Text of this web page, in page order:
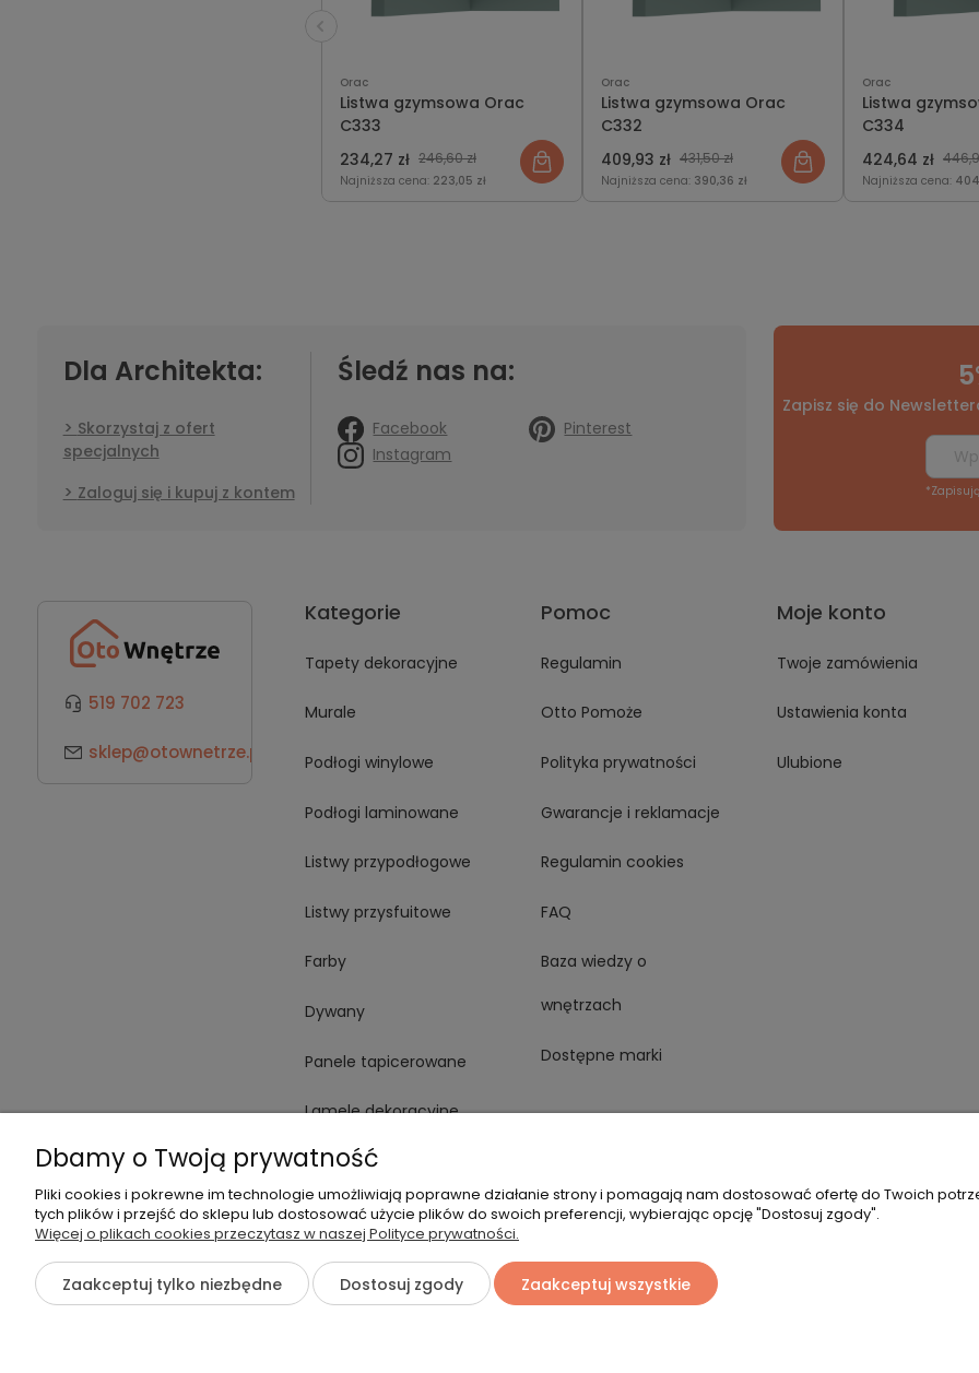
Orac
Listwa gzymsowa Orac
C333
234,27 zł 246,60 zł
Najniższa cena: 223,05 zł
Orac
Listwa gzymsowa Orac
C332
409,93 zł 431,50 zł
Najniższa cena: 390,36 zł
Orac
Listwa
C334
424,64 zł
Najniższa cena:
Dla Architekta:
Skorzystaj z ofert
specjalnych
Zaloguj się i kupuj z kontem
Śledź nas na:
Facebook
Pinterest
Instagram
Zapisz się do
519 702 723
sklep@otownetrze.pl
Kategorie
Tapety dekoracyjne
Murale
Podłogi winylowe
Podłogi laminowane
Listwy przypodłogowe
Listwy przysfuitowe
Farby
Dywany
Panele tapicerowane
Lamele dekoracyjne
Płytki
Spieki
Oświetlenie
Pomoc
Regulamin
Otto Pomoże
Polityka prywatności
Gwarancje i reklamacje
Regulamin cookies
FAQ
Baza wiedzy o
wnętrzach
Dostępne marki
Moje konto
Twoje zamówienia
Ustawienia konta
Ulubione
Dbamy o Twoją prywatność
Pliki cookies i pokrewne im technologie umożliwiają poprawne działanie strony i pomagają nam dostosować ofertę do Twoich
tych plików i przejść do sklepu lub dostosować użycie plików do swoich preferencji, wybierając opcję "Dostosuj zgody".
Więcej o plikach cookies przeczytasz w naszej Polityce prywatności.
Zaakceptuj tylko niezbędne Dostosuj zgody Zaakceptuj wszystkie